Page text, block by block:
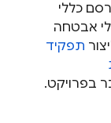
כללי
אבטחה
תפקיד
בפרויקט.